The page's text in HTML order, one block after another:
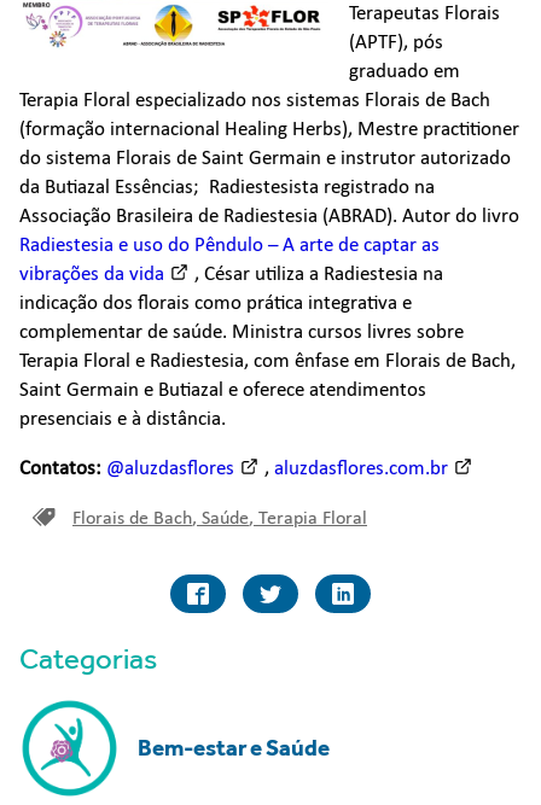
Terapeutas Florais
(APTF), pós
graduado em
Terapia Floral especializado nos sistemas Florais de Bach
(formação internacional Healing Herbs), Mestre practitioner
do sistema Florais de Saint Germain e instrutor autorizado
da Butiazal Essências; Radiestesista registrado na
Associação Brasileira de Radiestesia (ABRAD). Autor do livro
Radiestesia e uso do Pêndulo – A arte de captar as
vibrações da vida
, César utiliza a Radiestesia na
indicação dos florais como prática integrativa e
complementar de saúde. Ministra cursos livres sobre
Terapia Floral e Radiestesia, com ênfase em Florais de Bach,
Saint Germain e Butiazal e oferece atendimentos
presenciais e à distância.
Contatos: @aluzdasflores , aluzdasflores.com.br
Florais de Bach, Saúde, Terapia Floral
Categorias
Bem-estar e Saúde